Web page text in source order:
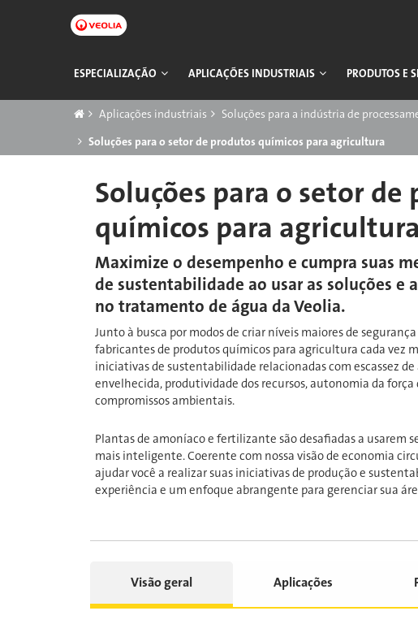
Navegação
principal
ESPECIALIZAÇÃO APLICAÇÕES INDUSTRIAIS PRODUTOS E
Trilha
Aplicações industriais
Soluções para a indústria de
Soluções para o setor de produtos químicos para agricultura
Soluções para o setor de
químicos para agricultura
Maximize o desempenho e cumpra suas
de sustentabilidade ao usar as soluções e
no tratamento de água da Veolia.
Junto à busca por modos de criar níveis maiores de
fabricantes de produtos químicos para agricultura cada vez
iniciativas de sustentabilidade relacionadas com escassez
envelhecida, produtividade dos recursos, autonomia da força
compromissos ambientais.
Plantas de amoníaco e fertilizante são desafiadas a usarem
mais inteligente. Coerente com nossa visão de economia
ajudar você a realizar suas iniciativas de produção e
experiência e um enfoque abrangente para gerenciar sua
Visão geral Aplicações